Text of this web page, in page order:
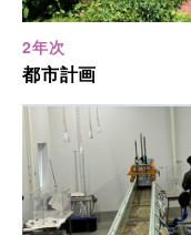
2年次
都市計画